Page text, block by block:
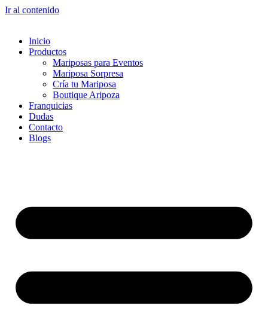
Ir al contenido
Inicio
Productos
Mariposas para Eventos
Mariposa Sorpresa
Cría tu Mariposa
Boutique Aripoza
Franquicias
Dudas
Contacto
Blogs